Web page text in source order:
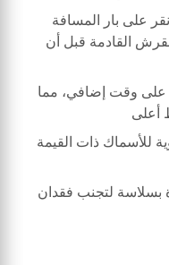
على بار المسافة
القادمة قبل أن
على وقت إضافي، مما
أعلى
للأسماك ذات القيمة
بسلاسة لتجنب فقدان